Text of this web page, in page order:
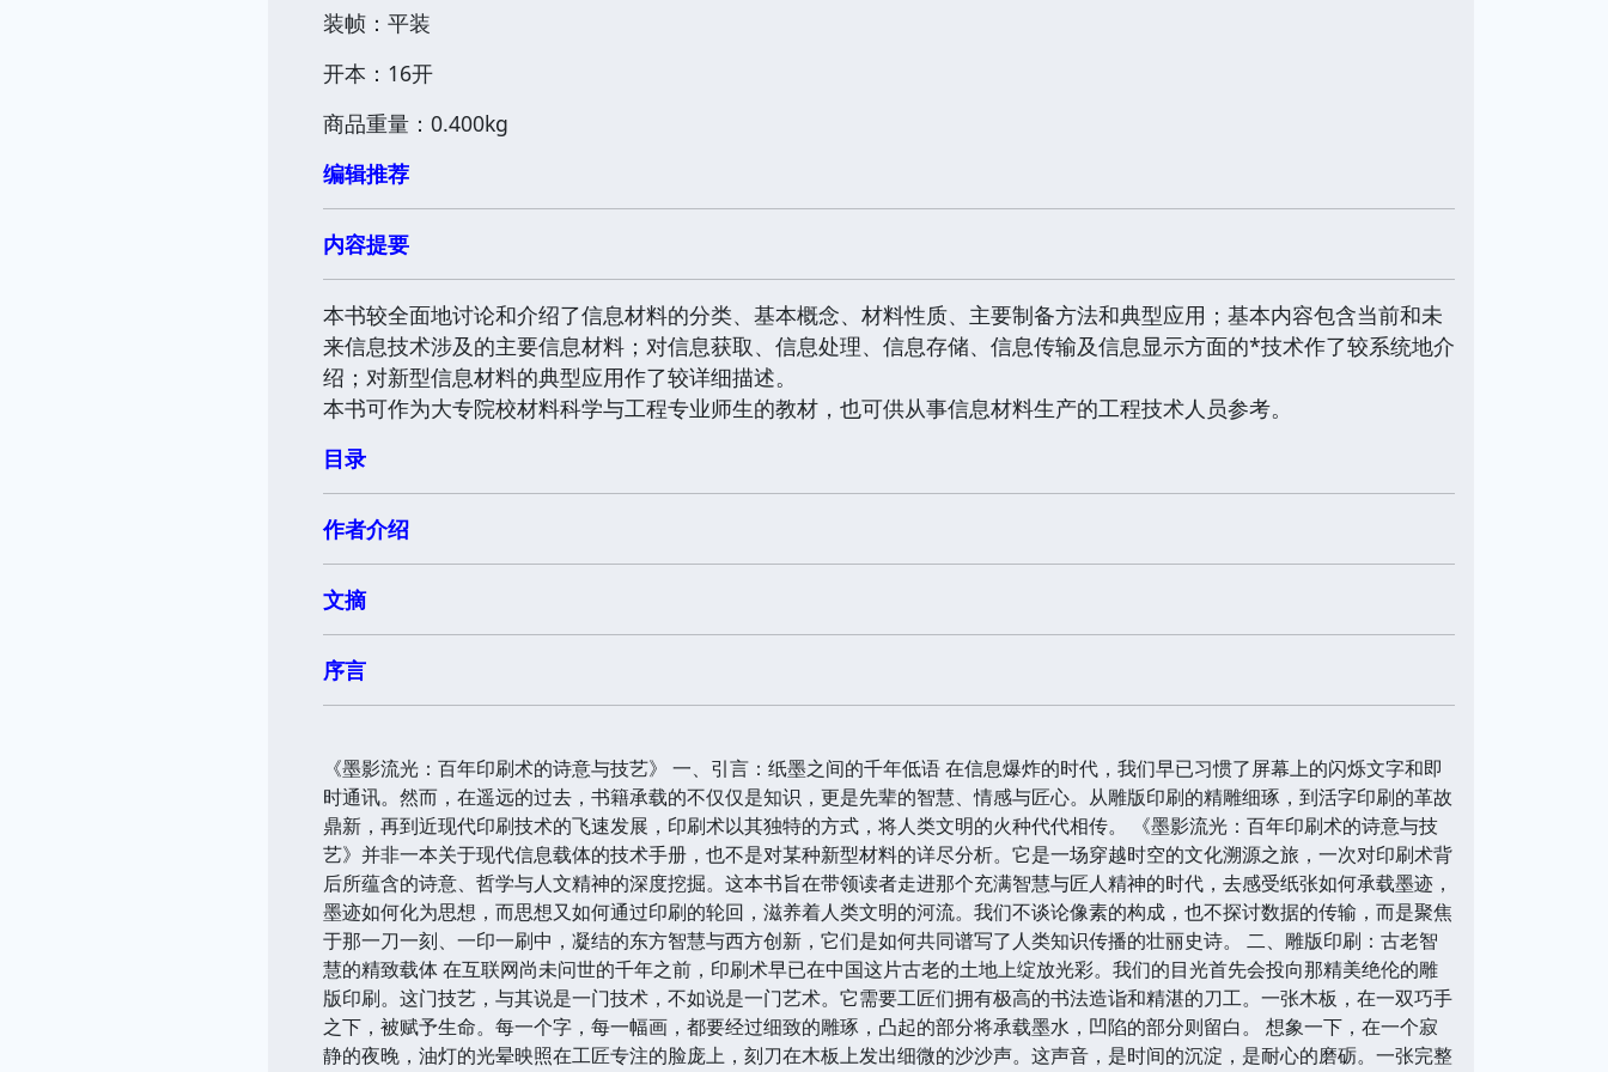
装帧：平装
开本：16开
商品重量：0.400kg
编辑推荐
内容提要
本书较全面地讨论和介绍了信息材料的分类、基本概念、材料性质、主要制备方法和典型应用；基本内容包含当前和未
来信息技术涉及的主要信息材料；对信息获取、信息处理、信息存储、信息传输及信息显示方面的*技术作了较系统地介
绍；对新型信息材料的典型应用作了较详细描述。
本书可作为大专院校材料科学与工程专业师生的教材，也可供从事信息材料生产的工程技术人员参考。
目录
作者介绍
文摘
序言
《墨影流光：百年印刷术的诗意与技艺》 一、引言：纸墨之间的千年低语 在信息爆炸的时代，我们早已习惯了屏幕上的闪烁文字和即
时通讯。然而，在遥远的过去，书籍承载的不仅仅是知识，更是先辈的智慧、情感与匠心。从雕版印刷的精雕细琢，到活字印刷的革故
鼎新，再到近现代印刷技术的飞速发展，印刷术以其独特的方式，将人类文明的火种代代相传。 《墨影流光：百年印刷术的诗意与技
艺》并非一本关于现代信息载体的技术手册，也不是对某种新型材料的详尽分析。它是一场穿越时空的文化溯源之旅，一次对印刷术背
后所蕴含的诗意、哲学与人文精神的深度挖掘。这本书旨在带领读者走进那个充满智慧与匠人精神的时代，去感受纸张如何承载墨迹，
墨迹如何化为思想，而思想又如何通过印刷的轮回，滋养着人类文明的河流。我们不谈论像素的构成，也不探讨数据的传输，而是聚焦
于那一刀一刻、一印一刷中，凝结的东方智慧与西方创新，它们是如何共同谱写了人类知识传播的壮丽史诗。 二、雕版印刷：古老智
慧的精致载体 在互联网尚未问世的千年之前，印刷术早已在中国这片古老的土地上绽放光彩。我们的目光首先会投向那精美绝伦的雕
版印刷。这门技艺，与其说是一门技术，不如说是一门艺术。它需要工匠们拥有极高的书法造诣和精湛的刀工。一张木板，在一双巧手
之下，被赋予生命。每一个字，每一幅画，都要经过细致的雕琢，凸起的部分将承载墨水，凹陷的部分则留白。 想象一下，在一个寂
静的夜晚，油灯的光晕映照在工匠专注的脸庞上，刻刀在木板上发出细微的沙沙声。这声音，是时间的沉淀，是耐心的磨砺。一张完整